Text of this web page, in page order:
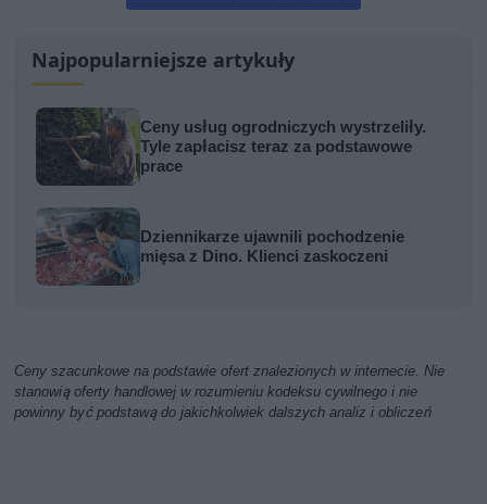
Najpopularniejsze artykuły
Ceny usług ogrodniczych wystrzeliły.
Tyle zapłacisz teraz za podstawowe
prace
Dziennikarze ujawnili pochodzenie
mięsa z Dino. Klienci zaskoczeni
Ceny szacunkowe na podstawie ofert znalezionych w internecie. Nie
stanowią oferty handlowej w rozumieniu kodeksu cywilnego i nie
powinny być podstawą do jakichkolwiek dalszych analiz i obliczeń